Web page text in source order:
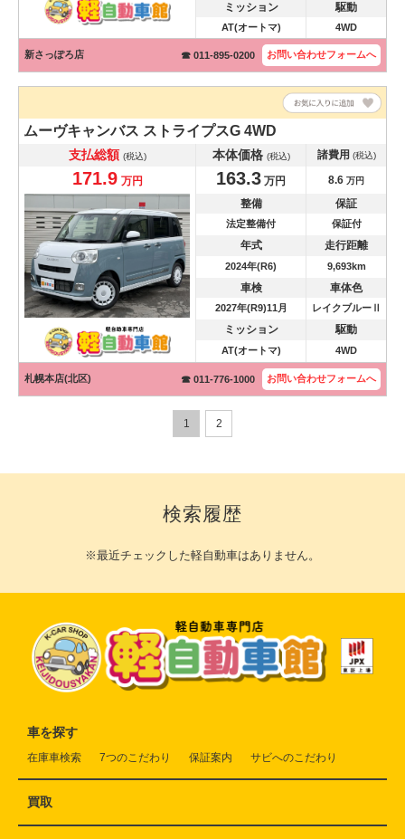
ミッション 駆動
AT(オートマ) 4WD
新さっぽろ店 ☎ 011-895-0200 お問い合わせフォームへ
ムーヴキャンバス ストライプスG 4WD
支払総額 (税込) 本体価格 (税込) 諸費用 (税込)
171.9 万円 163.3 万円 8.6 万円
整備 保証
法定整備付 保証付
年式 走行距離
2024年(R6) 9,693km
車検 車体色
2027年(R9)11月 レイクブルーⅡ
ミッション 駆動
AT(オートマ) 4WD
札幌本店(北区) ☎ 011-776-1000 お問い合わせフォームへ
1 2
検索履歴
※最近チェックした軽自動車はありません。
車を探す
在庫車検索 7つのこだわり 保証案内 サビへのこだわり
買取